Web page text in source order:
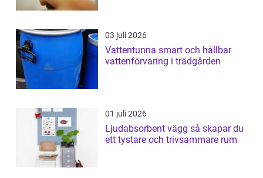
03 juli 2026
Vattentunna smart och hållbar
vattenförvaring i trädgården
01 juli 2026
Ljudabsorbent vägg så skapar du
ett tystare och trivsammare rum